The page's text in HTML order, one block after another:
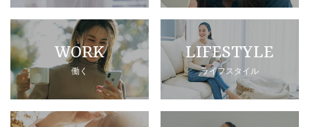
WORK
働く
LIFESTYLE
ライフスタイル